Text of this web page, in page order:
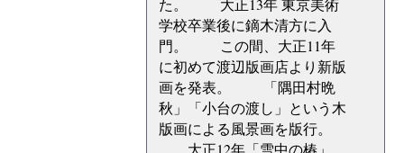
た。 大正13年 東京美術
学校卒業後に鏑木清方に入
門。 この間、大正11年
に初めて渡辺版画店より新版
画を発表。 「隅田村晩
秋」「小台の渡し」という木
版画による風景画を版行。
大正12年「雪中の椿」